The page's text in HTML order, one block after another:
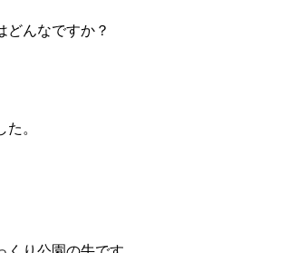
どんなですか？
。